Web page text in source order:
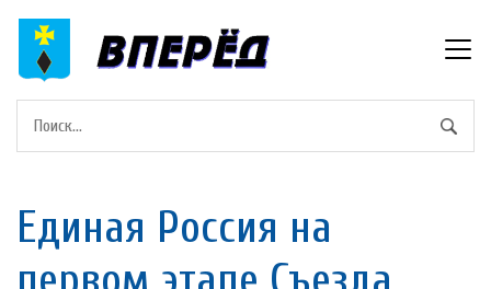
Единая Россия на